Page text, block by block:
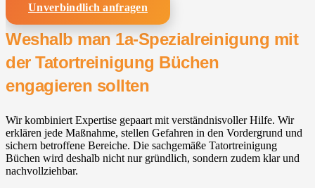
Unverbindlich anfragen
Weshalb man 1a-Spezialreinigung mit
der Tatortreinigung Büchen
engagieren sollten
Wir kombiniert Expertise gepaart mit verständnisvoller Hilfe. Wir
erklären jede Maßnahme, stellen Gefahren in den Vordergrund und
sichern betroffene Bereiche. Die sachgemäße Tatortreinigung
Büchen wird deshalb nicht nur gründlich, sondern zudem klar und
nachvollziehbar.